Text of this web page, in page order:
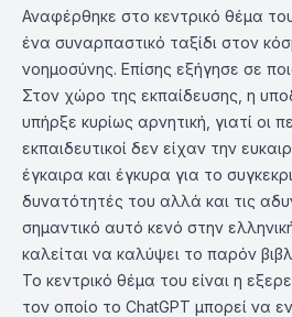
Αναφέρθηκε στο κεντρικό θέμα του
ένα συναρπαστικό ταξίδι στον
νοημοσύνης. Επίσης εξήγησε σε
Στον χώρο της εκπαίδευσης, η
υπήρξε κυρίως αρνητική, γιατί οι
εκπαιδευτικοί δεν είχαν την
έγκαιρα και έγκυρα για το
δυνατότητές του αλλά και τις
σημαντικό αυτό κενό στην
καλείται να καλύψει το παρόν
Το κεντρικό θέμα του είναι η
τον οποίο το ChatGPT μπορεί να